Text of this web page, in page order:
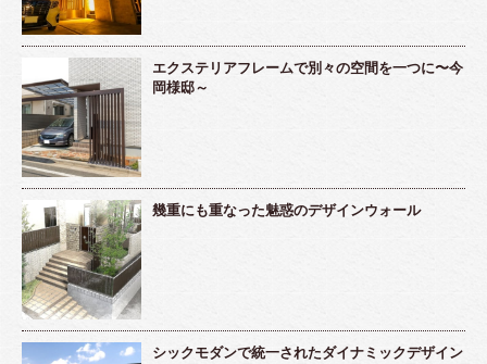
エクステリアフレームで別々の空間を一つに〜今
岡様邸～
幾重にも重なった魅惑のデザインウォール
シックモダンで統一されたダイナミックデザイン